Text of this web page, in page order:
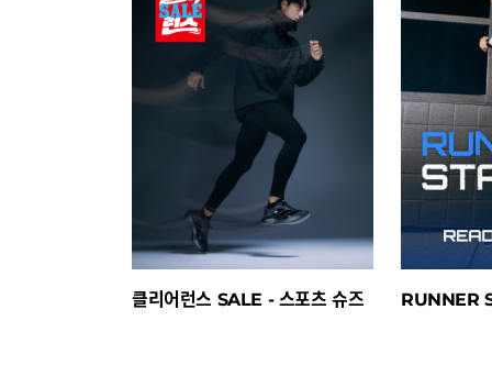
클리어런스 SALE - 스포츠 슈즈 RUNNER